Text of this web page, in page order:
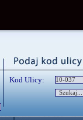
Kod Ulicy: